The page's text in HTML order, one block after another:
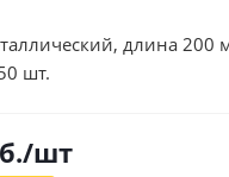
длина 200
шт.
/шт